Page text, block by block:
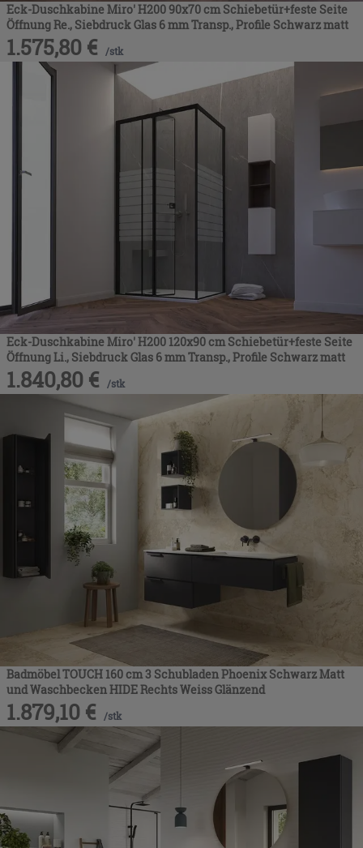
Eck-Duschkabine Miro' H200 90x70 cm Schiebetür+feste Seite
Öffnung Re., Siebdruck Glas 6 mm Transp., Profile Schwarz matt
1.575,80 € /stk
Eck-Duschkabine Miro' H200 120x90 cm Schiebetür+feste Seite
Öffnung Li., Siebdruck Glas 6 mm Transp., Profile Schwarz matt
1.840,80 € /stk
Badmöbel TOUCH 160 cm 3 Schubladen Phoenix Schwarz Matt
und Waschbecken HIDE Rechts Weiss Glänzend
1.879,10 € /stk